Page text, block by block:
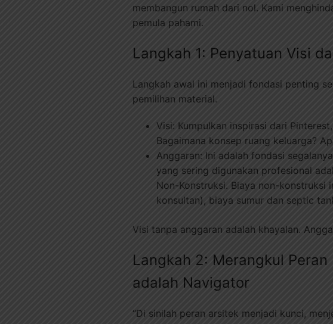
membangun rumah dari nol. Kami
pemula pahami.
Langkah 1: Penyatuan Visi
Langkah awal ini menjadi fondasi penting
pemilihan material.
Visi: Kumpulkan inspirasi dari
Bagaimana konsep ruang keluarga?
Anggaran: Ini adalah fondasi
yang sering digunakan profesional
Non-Konstruksi. Biaya non-konstruksi
konsultan), biaya sumur dan septic
Visi tanpa anggaran adalah khayalan.
Langkah 2: Merangkul
adalah Navigator
“Di sinilah peran arsitek menjadi kunci,